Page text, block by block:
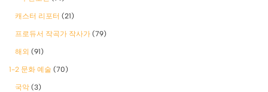
캐스터 리포터 (21)
프로듀서 작곡가 작사가 (79)
해외 (91)
1-2 문화 예술 (70)
국악 (3)